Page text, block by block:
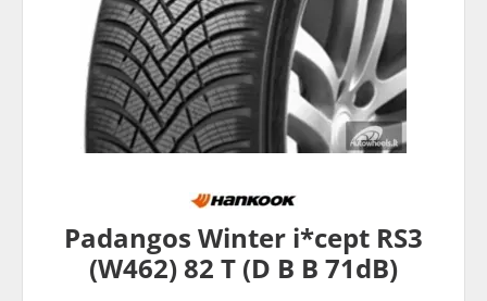
Padangos Winter i*cept RS3
(W462) 82 T (D B B 71dB)